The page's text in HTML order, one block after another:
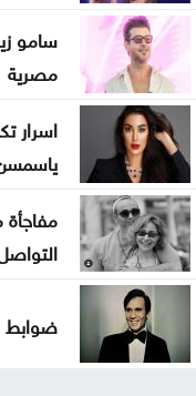
سامو
مصرية
اسرار
ضوابط